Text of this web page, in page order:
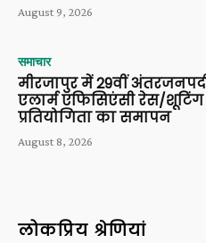
August 9, 2026
समाचार
मीरजापुर में 29वीं
एलार्म एफिसिएंसी रेस/शूटिंग
प्रतियोगिता का समापन
August 8, 2026
लोकप्रिय श्रेणियां